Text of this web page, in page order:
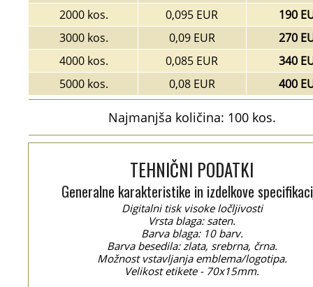
2000 kos.
0,095 EUR
190
3000 kos.
0,09 EUR
270
4000 kos.
0,085 EUR
340
5000 kos.
0,08 EUR 400
Najmanjša količina: 100 kos.
TEHNIČNI PODATKI
Generalne karakteristike in izdelkove
Digitalni tisk visoke ločljivosti
Vrsta blaga: saten.
Barva blaga: 10 barv.
Barva besedila: zlata, srebrna, črna.
Možnost vstavljanja emblema/logotipa.
Velikost etikete - 70x15mm.